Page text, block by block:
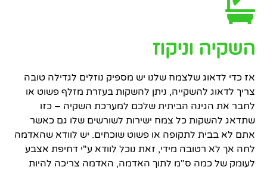
השקיה וניקוז
אז כדי לדאוג שלצמח שלנו יש מספיק נוזלים לגדילה טובה
צריך לדאוג להשקייה, ניתן להשקות בעזרת מזלף פשוט או
לחבר את הגינה הביתית שלכם למערכת השקיה – כזו
שתדאג להשקות כל צמח ישירות לשורשים שלו גם כאשר
אתם לא בבית לתקופה או פשוט שוכחים. יש לוודא שהאדמה
לחה אך לא רטובה מידי, זאת נוכל לוודא ע"י דחיפת אצבע
לעומק של כמה ס"מ לתוך האדמה, האדמה צריכה להיות